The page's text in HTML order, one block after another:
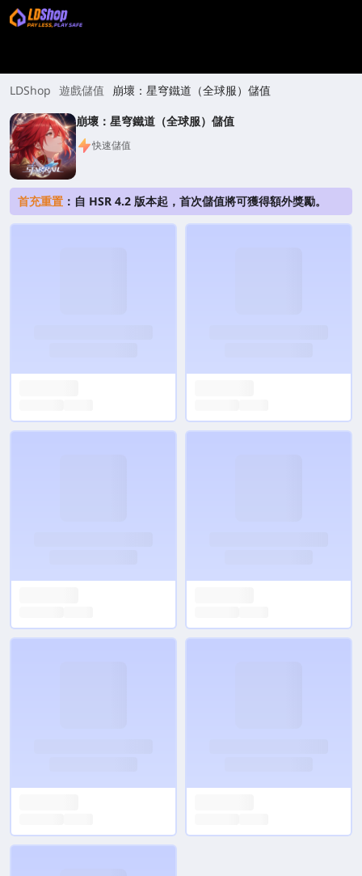
LDShop 遊戲儲值
崩壞：星穹鐵道（全球服）儲值
崩壞：星穹鐵道（全球服）儲值
快速儲值
首充重置 ：自 HSR 4.2 版本起，首次儲值將可獲得額外獎勵。